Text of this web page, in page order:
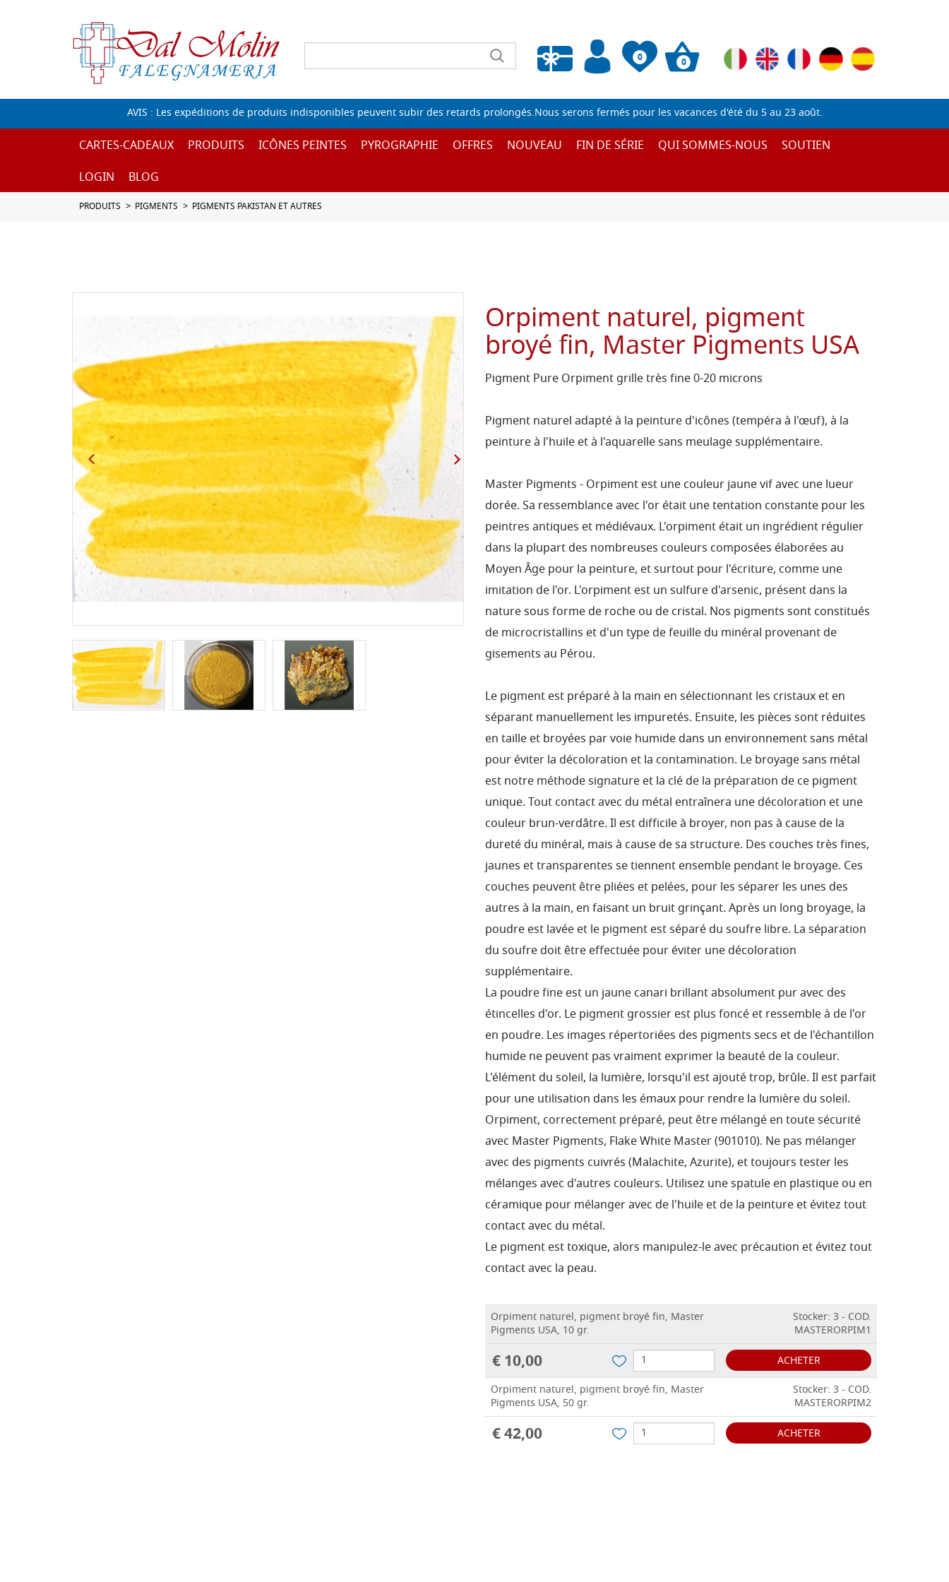
0
Liste de souhaits vide
0
AVIS : Les expéditions de produits indisponibles peuvent subir des retards prolongés.Nous serons fermés pour les vacances d'été du 5 au 23 août.
CARTES-CADEAUX PRODUITS ICÔNES PEINTES PYROGRAPHIE OFFRES NOUVEAU FIN DE SÉRIE QUI SOMMES-NOUS
SOUTIEN
LOGIN
BLOG
PRODUITS PIGMENTS PIGMENTS PAKISTAN ET AUTRES
Orpiment naturel, pigment
broyé fin, Master Pigments USA
Pigment Pure Orpiment grille très fine 0-20 microns
Pigment naturel adapté à la peinture d'icônes (tempéra à l'œuf), à la
peinture à l'huile et à l'aquarelle sans meulage supplémentaire.
Master Pigments - Orpiment est une couleur jaune vif avec une lueur
dorée. Sa ressemblance avec l'or était une tentation constante pour les
peintres antiques et médiévaux. L'orpiment était un ingrédient régulier
dans la plupart des nombreuses couleurs composées élaborées au
Moyen Âge pour la peinture, et surtout pour l'écriture, comme une
imitation de l'or. L'orpiment est un sulfure d'arsenic, présent dans la
nature sous forme de roche ou de cristal. Nos pigments sont constitués
de microcristallins et d'un type de feuille du minéral provenant de
gisements au Pérou.
Le pigment est préparé à la main en sélectionnant les cristaux et en
séparant manuellement les impuretés. Ensuite, les pièces sont réduites
en taille et broyées par voie humide dans un environnement sans métal
pour éviter la décoloration et la contamination. Le broyage sans métal
est notre méthode signature et la clé de la préparation de ce pigment
unique. Tout contact avec du métal entraînera une décoloration et une
couleur brun-verdâtre. Il est difficile à broyer, non pas à cause de la
dureté du minéral, mais à cause de sa structure. Des couches très fines,
jaunes et transparentes se tiennent ensemble pendant le broyage. Ces
couches peuvent être pliées et pelées, pour les séparer les unes des
autres à la main, en faisant un bruit grinçant. Après un long broyage, la
poudre est lavée et le pigment est séparé du soufre libre. La séparation
du soufre doit être effectuée pour éviter une décoloration
supplémentaire.
La poudre fine est un jaune canari brillant absolument pur avec des
étincelles d'or. Le pigment grossier est plus foncé et ressemble à de l'or
en poudre. Les images répertoriées des pigments secs et de l'échantillon
humide ne peuvent pas vraiment exprimer la beauté de la couleur.
L'élément du soleil, la lumière, lorsqu'il est ajouté trop, brûle. Il est parfait
pour une utilisation dans les émaux pour rendre la lumière du soleil.
Orpiment, correctement préparé, peut être mélangé en toute sécurité
avec Master Pigments, Flake White Master (901010). Ne pas mélanger
avec des pigments cuivrés (Malachite, Azurite), et toujours tester les
mélanges avec d'autres couleurs. Utilisez une spatule en plastique ou en
céramique pour mélanger avec de l'huile et de la peinture et évitez tout
contact avec du métal.
Le pigment est toxique, alors manipulez-le avec précaution et évitez tout
contact avec la peau.
Orpiment naturel, pigment broyé fin, Master
Pigments USA, 10 gr.
Stocker: 3 - COD.
MASTERORPIM1
€ 10,00
ACHETER
Orpiment naturel, pigment broyé fin, Master
Pigments USA, 50 gr.
Stocker: 3 - COD.
MASTERORPIM2
€ 42,00 ACHETER